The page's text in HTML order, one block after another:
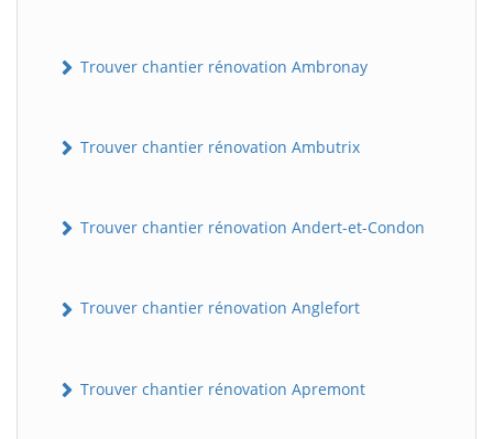
Trouver chantier rénovation Ambronay
Trouver chantier rénovation Ambutrix
Trouver chantier rénovation Andert-et-Condon
Trouver chantier rénovation Anglefort
Trouver chantier rénovation Apremont